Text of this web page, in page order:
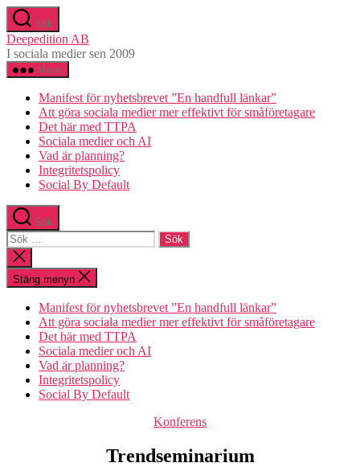
Hoppa
till
innehåll
Sök
Deepedition AB
I sociala medier sen 2009
Meny
Manifest för nyhetsbrevet ”En handfull länkar”
Att göra sociala medier mer effektivt för småföretagare
Det här med TTPA
Sociala medier och AI
Vad är planning?
Integritetspolicy
Social By Default
Sök
Sök
efter:
Stäng
sökningen
Stäng menyn
Manifest för nyhetsbrevet ”En handfull länkar”
Att göra sociala medier mer effektivt för småföretagare
Det här med TTPA
Sociala medier och AI
Vad är planning?
Integritetspolicy
Social By Default
Kategorier
Konferens
Trendseminarium